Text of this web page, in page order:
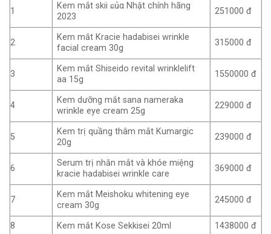
1
Kem mắt skii ɕủα Nhật chính hãng
2023
251000 đ
2
Kem mắt Kracie hadabisei wrinkle
facial cream 30g
315000 đ
3
Kem mắt Shiseido revital wrinklelift
aa 15g
1550000 đ
4
Kem dưỡng mắt sana nameraka
wrinkle eye cream 25g
229000 đ
5
Kem trị quầng thâm mắt Kumargic
20g
239000 đ
6
Serum trị nhăn mắt và khóe miệng
kracie hadabisei wrinkle care
369000 đ
7
Kem mắt Meishoku whitening eye
cream 30g
245000 đ
8 Kem mắt Kose Sekkisei 20ml 1438000 đ